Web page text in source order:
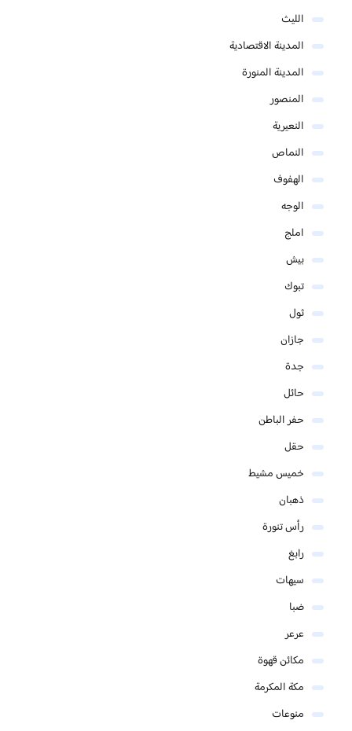
الليث
المدينة الاقتصادية
المدينة المنورة
المنصور
النعيرية
النماص
الهفوف
الوجه
املج
بيش
تبوك
ثول
جازان
جدة
حائل
حفر الباطن
حقل
خميس مشيط
ذهبان
رأس تنورة
رابغ
سيهات
ضبا
عرعر
مكائن قهوة
مكة المكرمة
منوعات